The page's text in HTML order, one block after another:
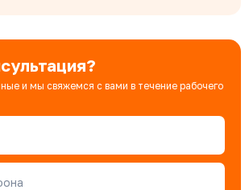
и мы свяжемся с вами в течение рабочего